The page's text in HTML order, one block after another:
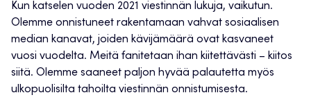
Kun katselen vuoden 2021 viestinnän lukuja, vaikutun.
Olemme onnistuneet rakentamaan vahvat sosiaalisen
median kanavat, joiden kävijämäärä ovat kasvaneet
vuosi vuodelta. Meitä fanitetaan ihan kiitettävästi – kiitos
siitä. Olemme saaneet paljon hyvää palautetta myös
ulkopuolisilta tahoilta viestinnän onnistumisesta.